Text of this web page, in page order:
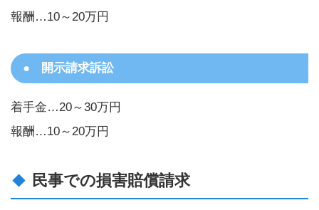
報酬…10～20万円
開示請求訴訟
着手金…20～30万円
報酬…10～20万円
民事での損害賠償請求